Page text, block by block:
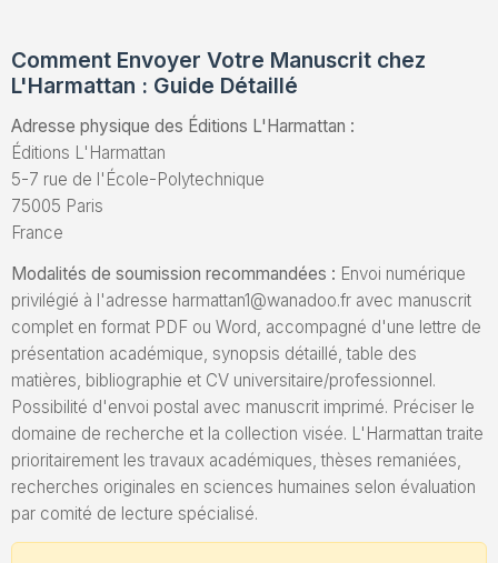
Comment Envoyer Votre Manuscrit chez
L'Harmattan : Guide Détaillé
Adresse physique des Éditions L'Harmattan :
Éditions L'Harmattan
5-7 rue de l'École-Polytechnique
75005 Paris
France
Modalités de soumission recommandées : Envoi numérique
privilégié à l'adresse harmattan1@wanadoo.fr avec manuscrit
complet en format PDF ou Word, accompagné d'une lettre de
présentation académique, synopsis détaillé, table des
matières, bibliographie et CV universitaire/professionnel.
Possibilité d'envoi postal avec manuscrit imprimé. Préciser le
domaine de recherche et la collection visée. L'Harmattan traite
prioritairement les travaux académiques, thèses remaniées,
recherches originales en sciences humaines selon évaluation
par comité de lecture spécialisé.